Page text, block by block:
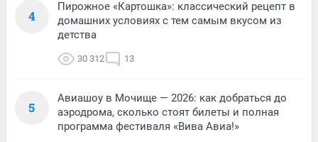
4
Пирожное «Картошка»: классический рецепт в
домашних условиях с тем самым вкусом из
детства
30 312 13
5
Авиашоу в Мочище — 2026: как добраться до
аэродрома, сколько стоят билеты и полная
программа фестиваля «Вива Авиа!»